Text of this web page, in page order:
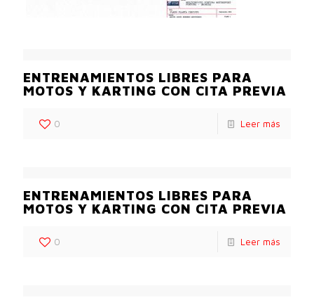
ENTRENAMIENTOS LIBRES PARA
MOTOS Y KARTING CON CITA PREVIA
0 Leer más
ENTRENAMIENTOS LIBRES PARA
MOTOS Y KARTING CON CITA PREVIA
0 Leer más